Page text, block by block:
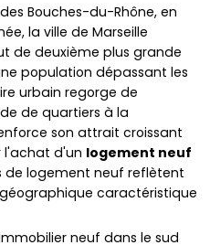
Bouches-du-Rhône, en
la ville de Marseille
de deuxième plus grande
population dépassant les
urbain regorge de
de quartiers à la
son attrait croissant
l'achat d'un logement neuf
de logement neuf reflètent
caractéristique
neuf dans le sud